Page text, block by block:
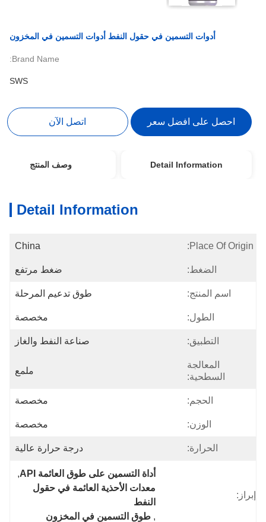
أدوات التسمين في حقول النفط أدوات التسمين في المخزون
Brand Name:
SWS
احصل على افضل سعر اتصل الآن
Detail Information وصف المنتج
Detail Information
Place Of Origin:
China
الضغط: ضغط مرتفع
اسم المنتج: طوق تدعيم المرحلة
الطول: مخصصة
التطبيق: صناعة النفط والغاز
المعالجة
السطحية:
ملمع
الحجم: مخصصة
الوزن: مخصصة
الحرارة: درجة حرارة عالية
إبراز:
أداة التسمين على طوق العائمة API
,
معدات الأحذية العائمة في حقول
النفط
, طوق التسمين في المخزون